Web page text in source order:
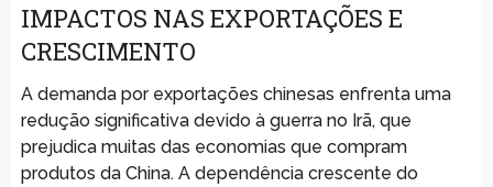
IMPACTOS NAS EXPORTAÇÕES E
CRESCIMENTO
A demanda por exportações chinesas enfrenta uma
redução significativa devido à guerra no Irã, que
prejudica muitas das economias que compram
produtos da China. A dependência crescente do